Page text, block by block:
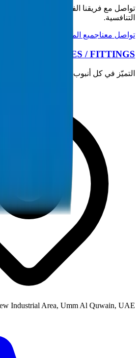
تواصل مع فريقنا الفني للحصول على
التنافسية.
تواصل معناجميع المنتجات
PLASTIC PIPES / FITTINGS
التميّز في كل أنبوب
Industrial Area, Umm Al Quwain, UAE